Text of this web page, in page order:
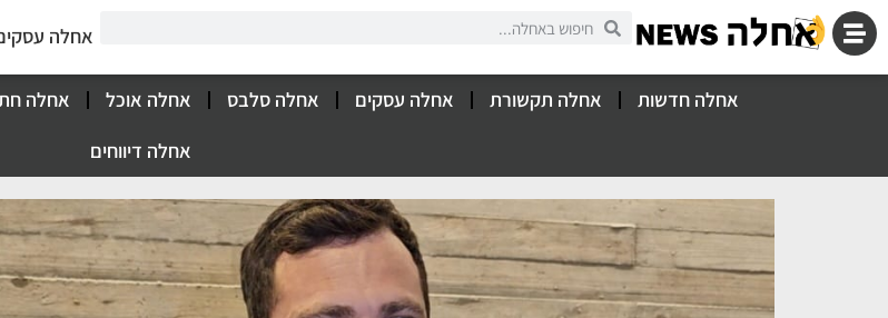
אחלה
אחלה חדשות אחלה תקשורת אחלה עסקים אחלה סלבס אחלה אוכל אחלה
אחלה דיווחים